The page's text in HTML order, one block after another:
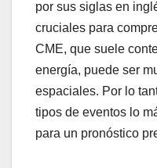
por sus siglas en
cruciales para
CME, que suele
energía, puede ser
espaciales. Por lo
tipos de eventos lo
para un pronóstico